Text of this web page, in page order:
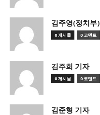
김주영(정치부)
0 게시물 0 코멘트
김주희 기자
0 게시물 0 코멘트
김준형 기자